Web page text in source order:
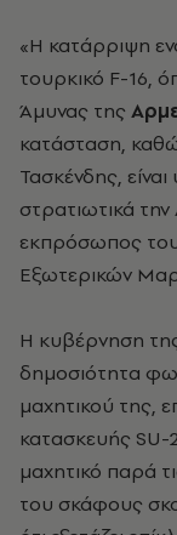
«Η κατάρριψη
τουρκικό F-16,
Άμυνας της
κατάσταση,
Τασκένδης,
στρατιωτικά
εκπρόσωπος
Εξωτερικών
Η κυβέρνηση
δημοσιότητα
μαχητικού της,
κατασκευής
μαχητικό παρά
του σκάφους